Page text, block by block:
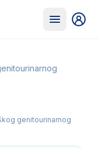
genitourinarnog